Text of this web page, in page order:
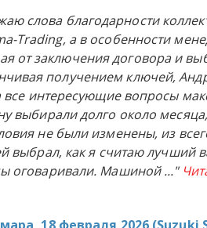
слова благодарности
Trading, а в особенности
от заключения договора и
получением ключей,
все интересующие вопросы
выбирали долго около
не были изменены, из
выбрал, как я считаю лучший
оговаривали. Машиной..."